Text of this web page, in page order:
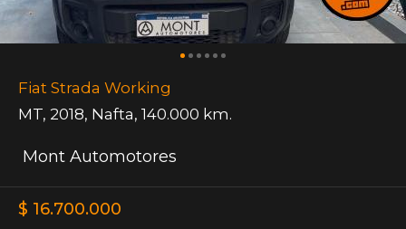
Fiat Strada Working
MT, 2018, Nafta, 140.000 km.
Mont Automotores
$ 16.700.000